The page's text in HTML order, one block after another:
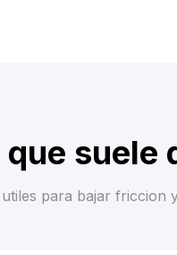
que suele
para bajar friccion